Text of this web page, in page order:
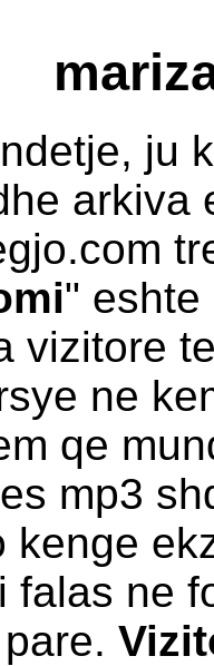
ju
arkiva
" eshte
vizitore
ne
qe
mp3
kenge
falas ne